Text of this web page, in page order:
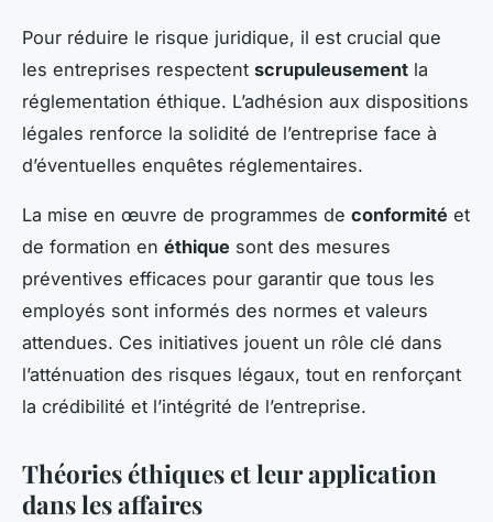
Pour réduire le risque juridique, il est crucial que
les entreprises respectent scrupuleusement la
réglementation éthique. L’adhésion aux dispositions
légales renforce la solidité de l’entreprise face à
d’éventuelles enquêtes réglementaires.
La mise en œuvre de programmes de conformité et
de formation en éthique sont des mesures
préventives efficaces pour garantir que tous les
employés sont informés des normes et valeurs
attendues. Ces initiatives jouent un rôle clé dans
l’atténuation des risques légaux, tout en renforçant
la crédibilité et l’intégrité de l’entreprise.
Théories éthiques et leur application
dans les affaires